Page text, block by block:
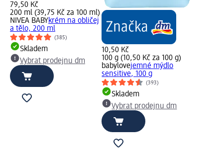
79,50 Kč
200 ml (39,75 Kč za 100 ml)
NIVEA BABYkrém na obličej
a tělo, 200 ml
(385)
Skladem
Vybrat prodejnu dm
10,50 Kč
100 g (10,50 Kč za 100 g)
babylovejemné mýdlo
sensitive, 100 g
(393)
Skladem
Vybrat prodejnu dm